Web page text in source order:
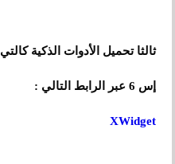
ثالثا تحميل الأدوات الذكية
إس 6 عبر الرابط التالي :
XWidget